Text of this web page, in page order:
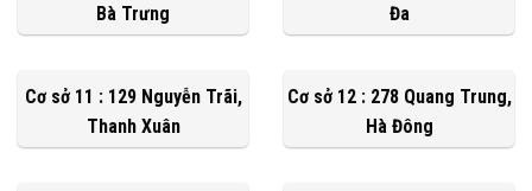
Bà Trưng
Đa
Cơ sở 11 : 129 Nguyễn Trãi,
Thanh Xuân
Cơ sở 12 : 278 Quang Trung,
Hà Đông